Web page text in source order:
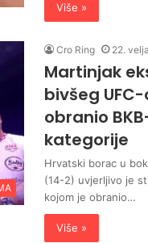
Više »
Cro Ring 22.
Martinjak
bivšeg
obranio
kategorije
Hrvatski borac u
(14-2) uvjerljivo je
kojom je obranio…
Više »